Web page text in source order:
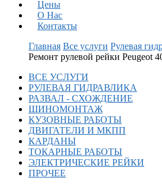
Цены
О Нас
Контакты
Главная Все услуги Рулевая
Ремонт рулевой рейки Peugeot
ВСЕ УСЛУГИ
РУЛЕВАЯ ГИДРАВЛИКА
РАЗВАЛ - СХОЖДЕНИЕ
ШИНОМОНТАЖ
КУЗОВНЫЕ РАБОТЫ
ДВИГАТЕЛИ И МКПП
КАРДАНЫ
ТОКАРНЫЕ РАБОТЫ
ЭЛЕКТРИЧЕСКИЕ РЕЙКИ
ПРОЧЕЕ